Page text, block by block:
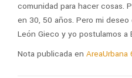
comunidad para hacer cosas.
en 30, 50 años. Pero mi
León Gieco y yo postulamos a
Nota publicada en AreaUrbana